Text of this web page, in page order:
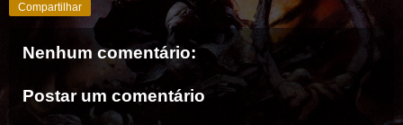
Compartilhar
Nenhum comentário:
Postar um comentário